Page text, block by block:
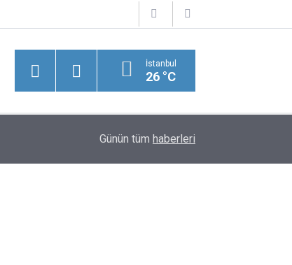
İstanbul
26 °C
Yaralılar Olduğu Bildirildi
Günün tüm haberleri